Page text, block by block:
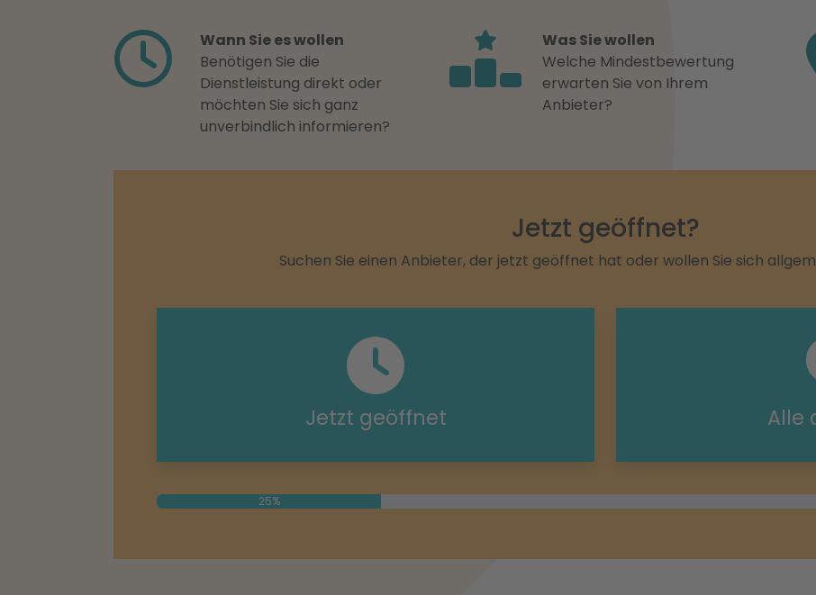
Wann Sie es wollen
Benötigen Sie die
Dienstleistung direkt oder
möchten Sie sich ganz
unverbindlich informieren?
Was Sie wollen
Welche Mindestbewertung
erwarten Sie von Ihrem
Anbieter?
Jetzt geöffnet?
Suchen Sie einen Anbieter, der jetzt geöffnet hat oder wollen Sie sich
Jetzt geöffnet Alle
25%